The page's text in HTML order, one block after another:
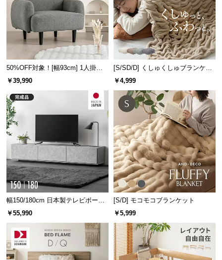
50%OFF対象！[幅93cm] 1人掛け
ソファ
￥39,990
[S/SD/D] くしゅくしゅブランケッ
トフランネルタイプ
￥4,999
幅150/180cm 日本製テレビボード
TOT-020
￥55,990
[S/D] モコモコブランケット
￥5,999